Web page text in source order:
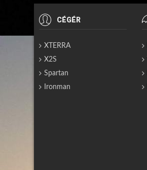
CÉGÉR
XTERRA
X2S
Spartan
Ironman